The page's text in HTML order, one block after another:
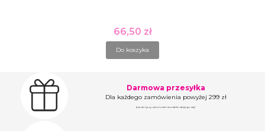
Cena
66,50 zł
Do koszyka
Darmowa przesyłka
Dla każdego zamówienia powyżej 299 zł
(nie dotyczy zamówień na meble i duży sprzęt)